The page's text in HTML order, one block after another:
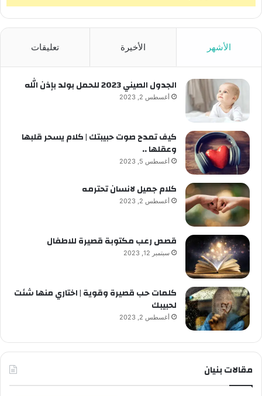
الأشهر الأخيرة تعليقات
الجدول الصيني 2023 للحمل بولد بإذن الله
أغسطس 2, 2023
كيف تمدح صوت حبيبتك | كلام يسحر قلبها
وعقلها ..
أغسطس 5, 2023
كلام جميل لانسان تحترمه
أغسطس 2, 2023
قصص رعب مكتوبة قصيرة للاطفال
سبتمبر 12, 2023
كلمات حب قصيرة وقوية | اختاري منها شئت
لحبيبك
أغسطس 2, 2023
مقالات بنيان